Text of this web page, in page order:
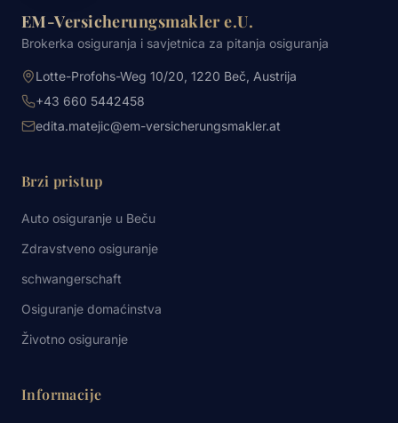
EM-Versicherungsmakler e.U.
Brokerka osiguranja i savjetnica za pitanja osiguranja
Lotte-Profohs-Weg 10/20, 1220 Beč, Austrija
+43 660 5442458
edita.matejic@em-versicherungsmakler.at
Brzi pristup
Auto osiguranje u Beču
Zdravstveno osiguranje
schwangerschaft
Osiguranje domaćinstva
Životno osiguranje
Informacije